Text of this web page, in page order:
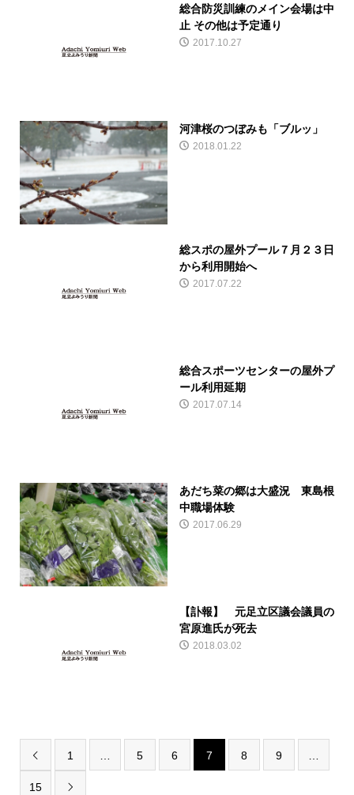
総合防災訓練のメイン会場は中
止 その他は予定通り
2017.10.27
河津桜のつぼみも「ブルッ」
2018.01.22
総スポの屋外プール７月２３日
から利用開始へ
2017.07.22
総合スポーツセンターの屋外プ
ール利用延期
2017.07.14
あだち菜の郷は大盛況 東島根
中職場体験
2017.06.29
【訃報】 元足立区議会議員の
宮原進氏が死去
2018.03.02
 1 5 6 7 8 9
15 